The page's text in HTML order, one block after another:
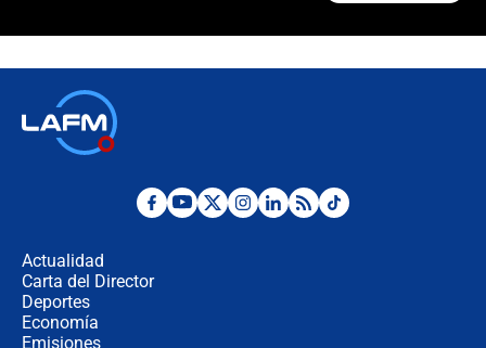
Estratega de Abelardo de la Espriella
Actualidad
Carta del Director
Deportes
Economía
Emisiones